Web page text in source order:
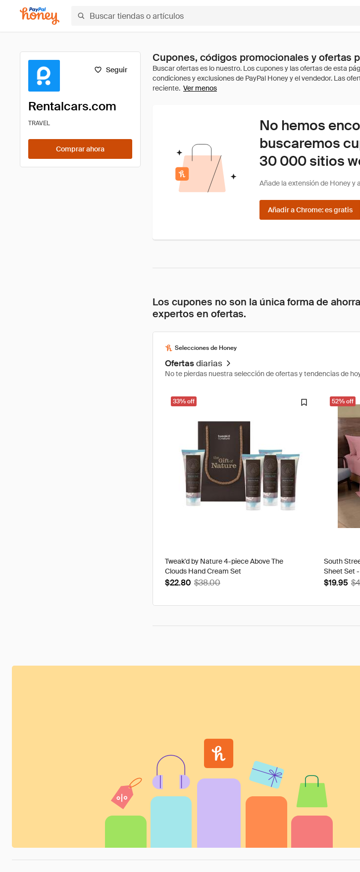
Seguir
Rentalcars.com
TRAVEL
Comprar ahora
Cupones, códigos promocionales y ofertas
Ver menos
No hemos
buscaremos
30 000 sitios
Añade la extensión de Honey
Añadir a Chrome: es gratis
Los cupones no son la única forma de
expertos en ofertas.
Selecciones de Honey
Ofertasdiarias
No te pierdas nuestra selección de ofertas y tendencias de
33% off
Tweak'd by Nature 4-piece Above The
Clouds Hand Cream Set
$22.80 $38.00
52% off
South
Sheet Set
$19.95